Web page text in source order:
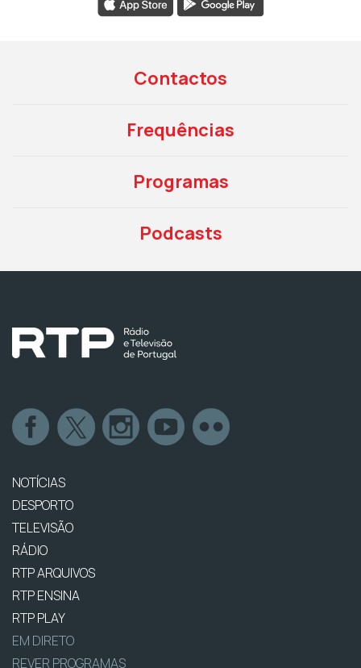
Contactos
Frequências
Programas
Podcasts
NOTÍCIAS
DESPORTO
TELEVISÃO
RÁDIO
RTP ARQUIVOS
RTP ENSINA
RTP PLAY
EM DIRETO
REVER PROGRAMAS